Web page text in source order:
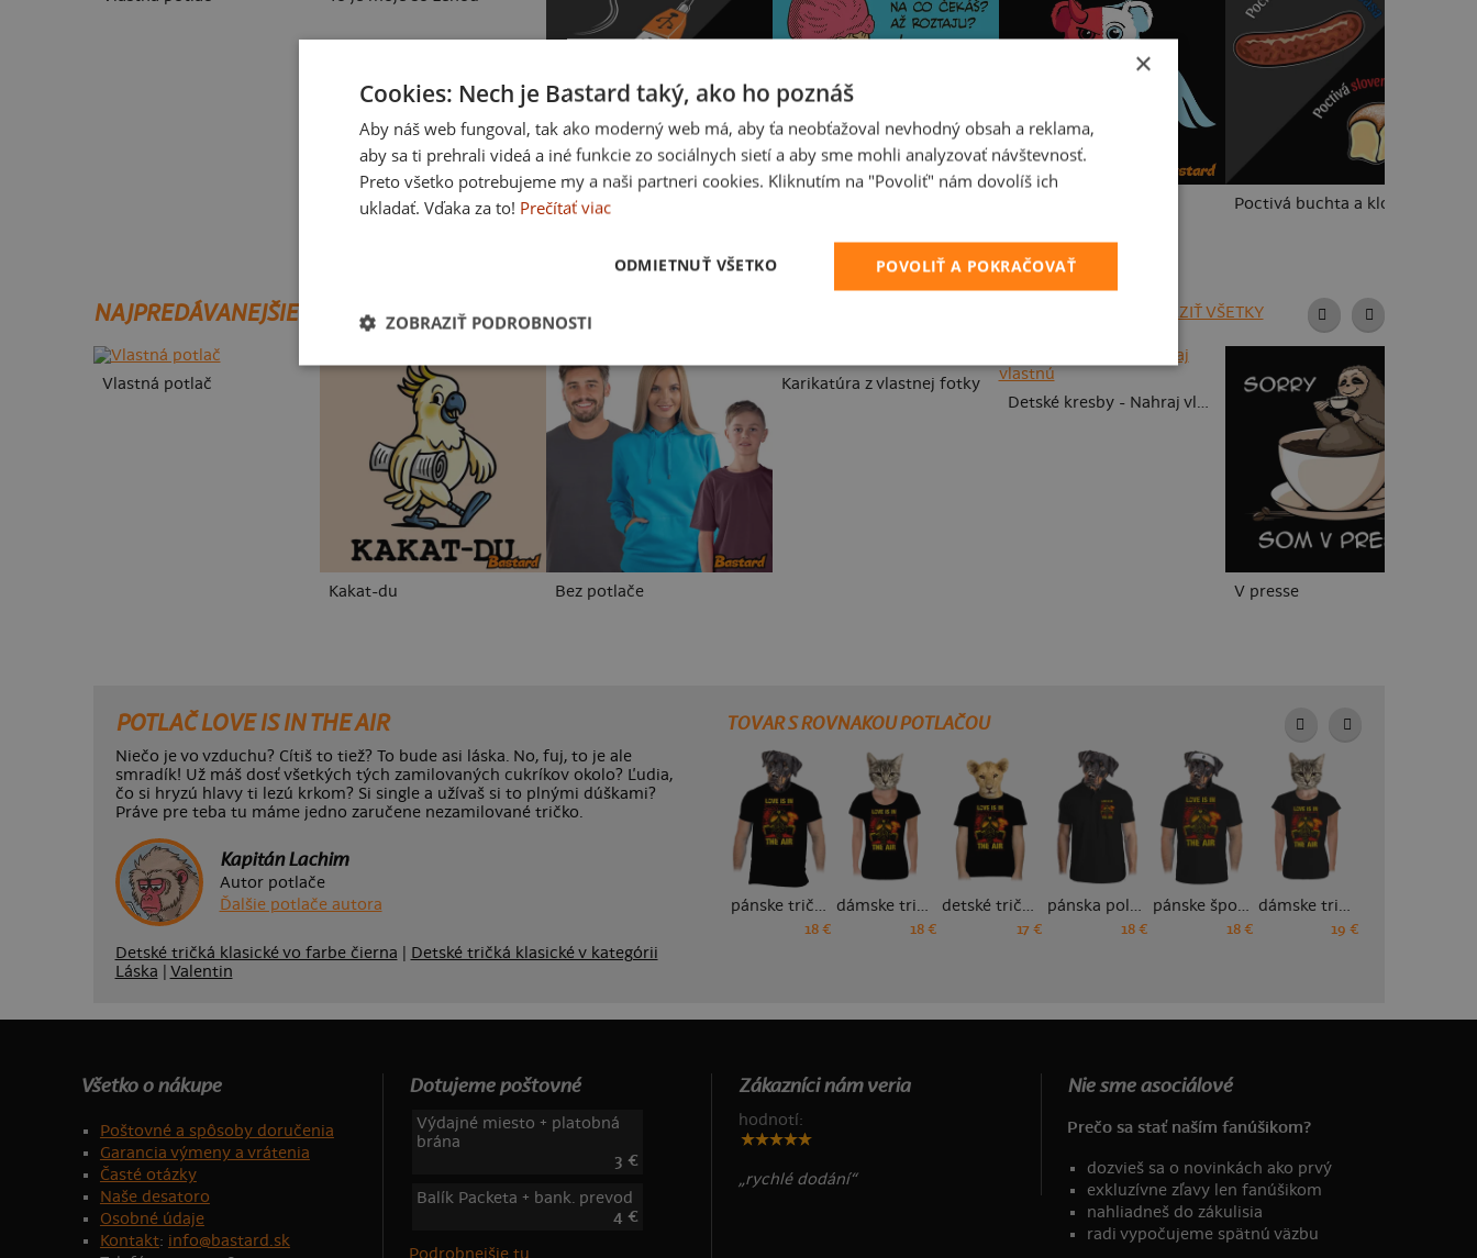
USB pripojenie Poctivá buchta a klobása
NAJPREDÁVANEJŠIE POTLAČE ZOBRAZIŤ VŠETKY
Vlastná potlač
Kakat-du Bez potlače
Karikatúra z vlastnej fotky
Detské kresby - Nahraj vlastnú
V presse
POTLAČ LOVE IS IN THE AIR
Niečo je vo vzduchu? Cítiš to tiež? To bude asi láska. No, fuj, to je ale
smradík! Už máš dosť všetkých tých zamilovaných cukríkov okolo? Ľudia,
čo si hryzú hlavy ti lezú krkom? Si single a užívaš si to plnými dúškami?
Práve pre teba tu máme jedno zaručene nezamilované tričko.
Kapitán Lachim
Autor potlače
Ďalšie potlače autora
Detské tričká klasické vo farbe čierna
Detské tričká klasické v kategórii
Láska
Valentin
TOVAR S ROVNAKOU POTLAČOU
pánske tričko
18 €
dámske tričko
18 €
detské tričko
17 €
pánska polokošeľa
18 €
pánske športové tričko
18 €
dámske tričko prémium
19 €
Všetko o nákupe
Poštovné a spôsoby doručenia
Garancia výmeny a vrátenia
Časté otázky
Naše desatoro
Osobné údaje
Kontakt: info@bastard.sk
Dotujeme poštovné
Výdajné miesto + platobná
brána
3 €
Balík Packeta + bank. prevod
4 €
Zákazníci nám veria
hodnotí:
„rychlé dodání“
Nie sme asociálové
Prečo sa stať naším fanúšikom?
dozvieš sa o novinkách ako prvý
exkluzívne zľavy len fanúšikom
nahliadneš do zákulisia
radi vypočujeme spätnú väzbu
×
Cookies: Nech je Bastard taký, ako ho poznáš
Aby náš web fungoval, tak ako moderný web má, aby ťa neobťažoval nevhodný obsah a reklama,
aby sa ti prehrali videá a iné funkcie zo sociálnych sietí a aby sme mohli analyzovať návštevnosť.
Preto všetko potrebujeme my a naši partneri cookies. Kliknutím na "Povoliť" nám dovolíš ich
ukladať. Vďaka za to! Prečítať viac
POVOLIŤ A POKRAČOVAŤ
ODMIETNUŤ VŠETKO
ZOBRAZIŤ PODROBNOSTI